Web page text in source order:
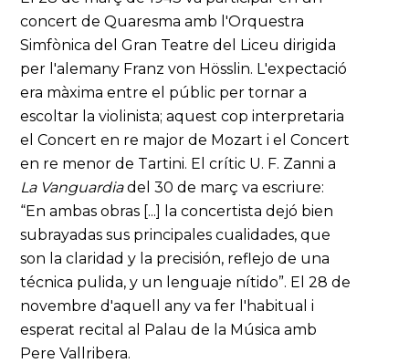
concert de Quaresma amb l'Orquestra
Simfònica del Gran Teatre del Liceu dirigida
per l'alemany Franz von Hösslin. L'expectació
era màxima entre el públic per tornar a
escoltar la violinista; aquest cop interpretaria
el Concert en re major de Mozart i el Concert
en re menor de Tartini. El crític U. F. Zanni a
La Vanguardiadel 30 de març va escriure:
“En ambas obras [...] la concertista dejó bien
subrayadas sus principales cualidades, que
son la claridad y la precisión, reflejo de una
técnica pulida, y un lenguaje nítido”. El 28 de
novembre d'aquell any va fer l'habitual i
esperat recital al Palau de la Música amb
Pere Vallribera.